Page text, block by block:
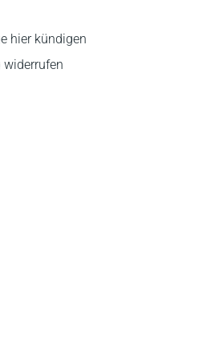
hier kündigen
widerrufen